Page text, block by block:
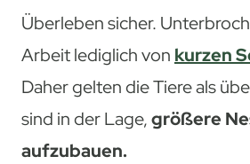
Überleben sicher.
Arbeit lediglich von kurzen
Daher gelten die Tiere als
sind in der Lage,größere
aufzubauen.